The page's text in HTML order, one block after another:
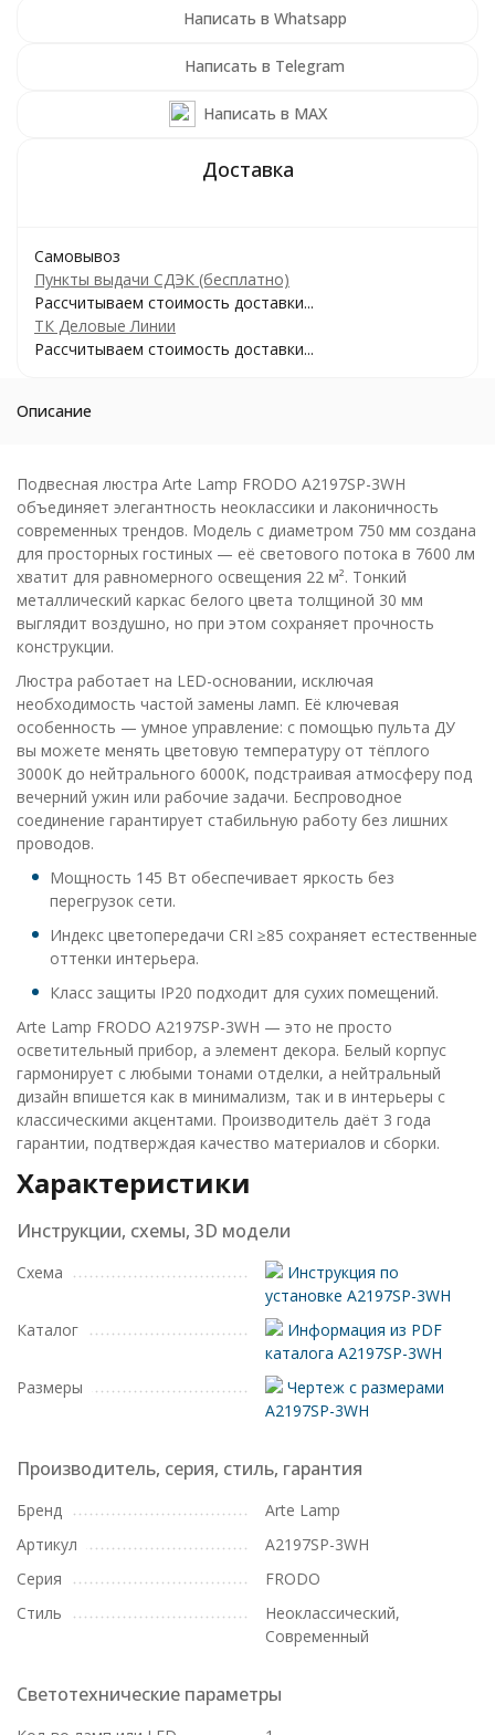
Написать в Whatsapp
Написать в Telegram
Написать в MAX
Самовывоз
Пункты выдачи СДЭК (бесплатно)
Рассчитываем стоимость доставки...
ТК Деловые Линии
Рассчитываем стоимость доставки...
Описание
Подвесная люстра Arte Lamp FRODO A2197SP-3WH
объединяет элегантность неоклассики и лаконичность
современных трендов. Модель с диаметром 750 мм создана
для просторных гостиных — её светового потока в 7600 лм
хватит для равномерного освещения 22 м². Тонкий
металлический каркас белого цвета толщиной 30 мм
выглядит воздушно, но при этом сохраняет прочность
конструкции.
Люстра работает на LED-основании, исключая
необходимость частой замены ламп. Её ключевая
особенность — умное управление: с помощью пульта ДУ
вы можете менять цветовую температуру от тёплого
3000K до нейтрального 6000K, подстраивая атмосферу под
вечерний ужин или рабочие задачи. Беспроводное
соединение гарантирует стабильную работу без лишних
проводов.
Мощность 145 Вт обеспечивает яркость без
перегрузок сети.
Индекс цветопередачи CRI ≥85 сохраняет естественные
оттенки интерьера.
Класс защиты IP20 подходит для сухих помещений.
Arte Lamp FRODO A2197SP-3WH — это не просто
осветительный прибор, а элемент декора. Белый корпус
гармонирует с любыми тонами отделки, а нейтральный
дизайн впишется как в минимализм, так и в интерьеры с
классическими акцентами. Производитель даёт 3 года
гарантии, подтверждая качество материалов и сборки.
Характеристики
Инструкции, схемы, 3D модели
Схема
Инструкция по
установке A2197SP-3WH
Каталог
Информация из PDF
каталога A2197SP-3WH
Размеры
Чертеж с размерами
A2197SP-3WH
Производитель, серия, стиль, гарантия
Бренд
Arte Lamp
Артикул
A2197SP-3WH
Серия
FRODO
Стиль
Неоклассический,
Современный
Светотехнические параметры